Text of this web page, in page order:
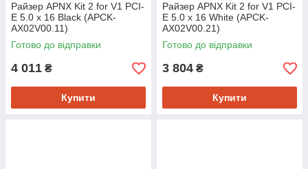
Райзер APNX Kit 2 for V1 PCI-
E 5.0 x 16 Black (APCK-
AX02V00.11)
Готово до відправки
4 011 ₴
Купити
Райзер APNX Kit 2 for V1 PCI-
E 5.0 x 16 White (APCK-
AX02V00.21)
Готово до відправки
3 804 ₴
Купити